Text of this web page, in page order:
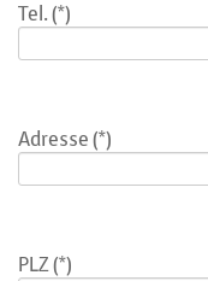
Tel.(*)
Adresse(*)
PLZ(*)